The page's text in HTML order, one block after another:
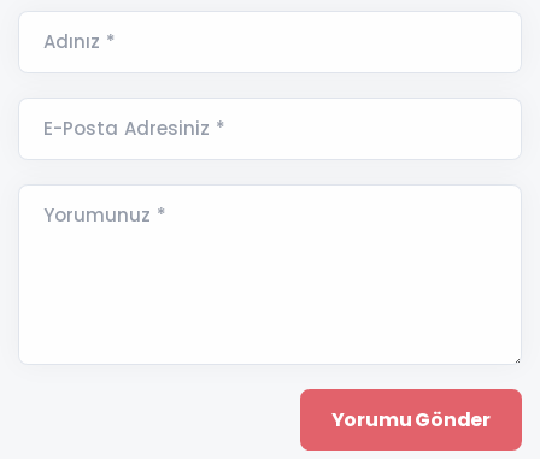
Adınız *
E-Posta Adresiniz *
Yorumunuz *